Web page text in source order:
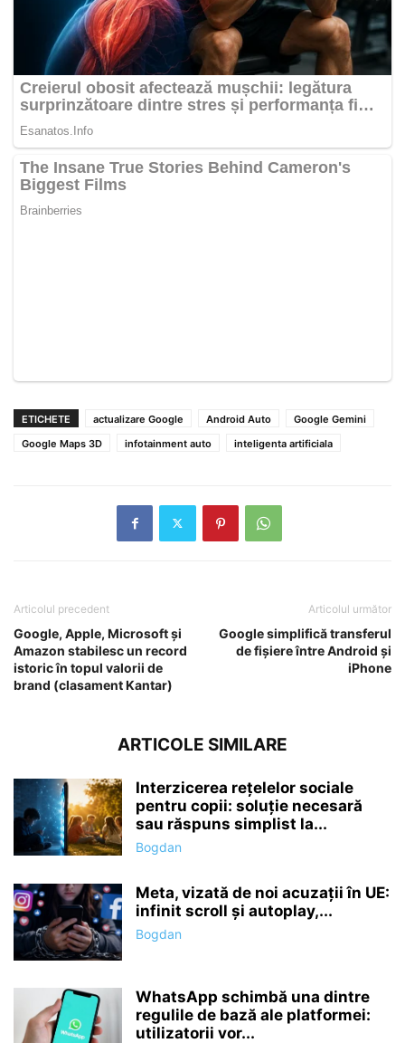
ETICHETE actualizare Google Android Auto
Google Gemini
Google Maps 3D
infotainment auto inteligenta artificiala
Articolul precedent
Google, Apple, Microsoft și
Amazon stabilesc un record
istoric în topul valorii de
brand (clasament Kantar)
Articolul următor
Google simplifică transferul
de fișiere între Android și
iPhone
ARTICOLE SIMILARE
Interzicerea rețelelor sociale
pentru copii: soluție necesară
sau răspuns simplist la...
Bogdan
Meta, vizată de noi acuzații în UE:
infinit scroll și autoplay,...
Bogdan
WhatsApp schimbă una dintre
regulile de bază ale platformei:
utilizatorii vor...